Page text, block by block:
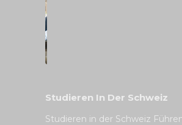
Studieren In Der Schweiz
Studieren in der Schweiz